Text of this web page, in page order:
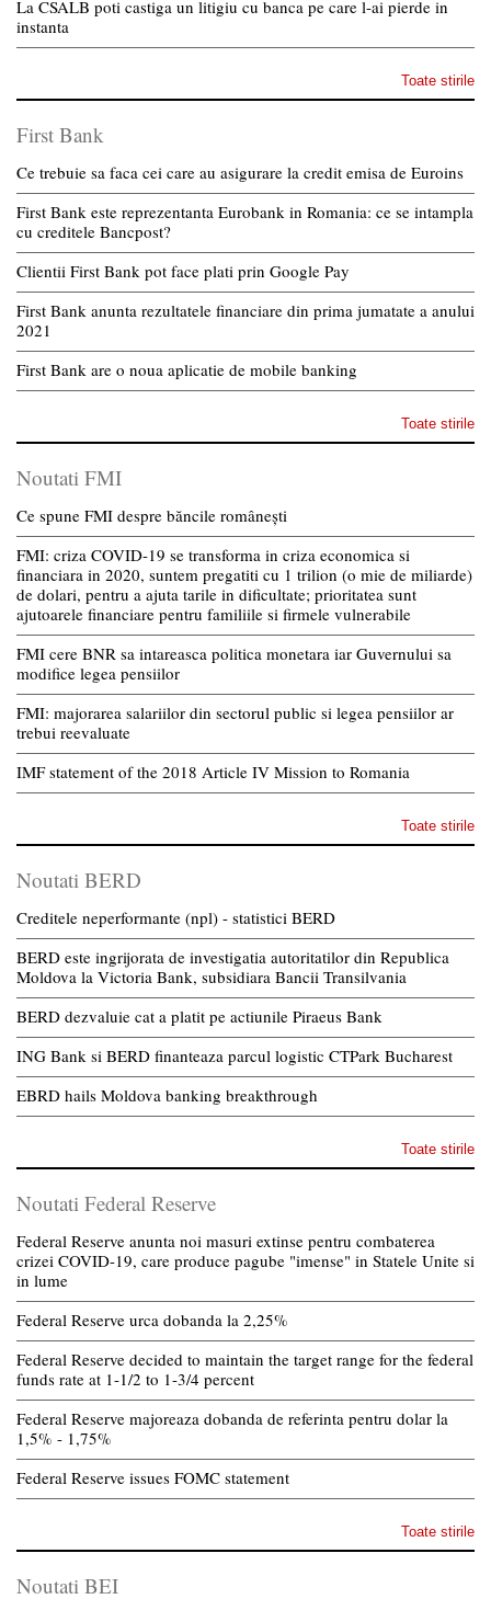
La CSALB poti castiga un litigiu cu banca pe care l-ai pierde in
instanta
Toate stirile
First Bank
Ce trebuie sa faca cei care au asigurare la credit emisa de Euroins
First Bank este reprezentanta Eurobank in Romania: ce se intampla
cu creditele Bancpost?
Clientii First Bank pot face plati prin Google Pay
First Bank anunta rezultatele financiare din prima jumatate a anului
2021
First Bank are o noua aplicatie de mobile banking
Toate stirile
Noutati FMI
Ce spune FMI despre băncile românești
FMI: criza COVID-19 se transforma in criza economica si
financiara in 2020, suntem pregatiti cu 1 trilion (o mie de miliarde)
de dolari, pentru a ajuta tarile in dificultate; prioritatea sunt
ajutoarele financiare pentru familiile si firmele vulnerabile
FMI cere BNR sa intareasca politica monetara iar Guvernului sa
modifice legea pensiilor
FMI: majorarea salariilor din sectorul public si legea pensiilor ar
trebui reevaluate
IMF statement of the 2018 Article IV Mission to Romania
Toate stirile
Noutati BERD
Creditele neperformante (npl) - statistici BERD
BERD este ingrijorata de investigatia autoritatilor din Republica
Moldova la Victoria Bank, subsidiara Bancii Transilvania
BERD dezvaluie cat a platit pe actiunile Piraeus Bank
ING Bank si BERD finanteaza parcul logistic CTPark Bucharest
EBRD hails Moldova banking breakthrough
Toate stirile
Noutati Federal Reserve
Federal Reserve anunta noi masuri extinse pentru combaterea
crizei COVID-19, care produce pagube "imense" in Statele Unite si
in lume
Federal Reserve urca dobanda la 2,25%
Federal Reserve decided to maintain the target range for the federal
funds rate at 1-1/2 to 1-3/4 percent
Federal Reserve majoreaza dobanda de referinta pentru dolar la
1,5% - 1,75%
Federal Reserve issues FOMC statement
Toate stirile
Noutati BEI